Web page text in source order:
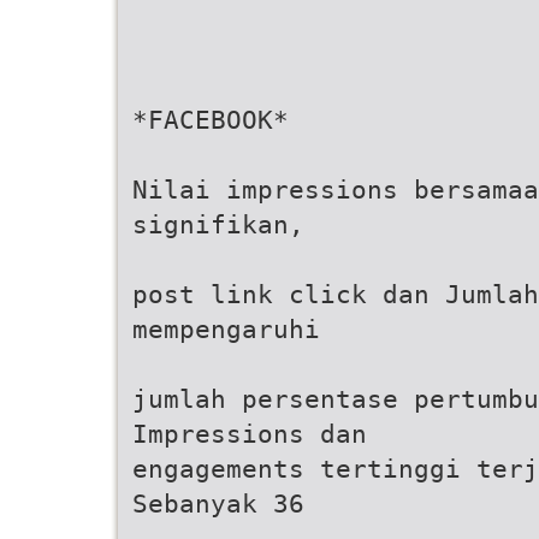
*FACEBOOK*
Nilai impressions
signifikan,
post link click dan
mempengaruhi
jumlah persentase
Impressions dan
engagements tertinggi
Sebanyak 36